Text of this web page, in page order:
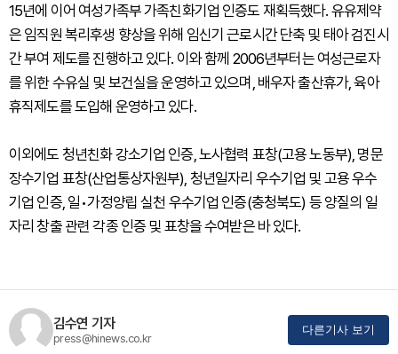
15년에 이어 여성가족부 가족친화기업 인증도 재획득했다. 유유제약
은 임직원 복리후생 향상을 위해 임신기 근로시간 단축 및 태아 검진시
간 부여 제도를 진행하고 있다. 이와 함께 2006년부터는 여성근로자
를 위한 수유실 및 보건실을 운영하고 있으며, 배우자 출산휴가, 육아
휴직제도를 도입해 운영하고 있다.
이외에도 청년친화 강소기업 인증, 노사협력 표창(고용 노동부), 명문
장수기업 표창(산업통상자원부), 청년일자리 우수기업 및 고용 우수
기업 인증, 일•가정양립 실천 우수기업 인증(충청북도) 등 양질의 일
자리 창출 관련 각종 인증 및 표창을 수여받은 바 있다.
김수연 기자
press@hinews.co.kr
다른기사 보기